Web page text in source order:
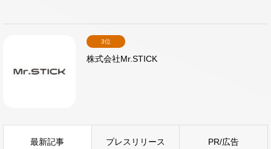
3位
株式会社Mr.STICK
最新記事 プレスリリース PR/広告